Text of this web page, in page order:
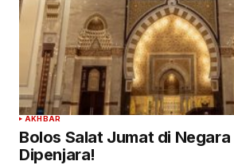
AKHBAR
Bolos Salat Jumat di Negara
Dipenjara!